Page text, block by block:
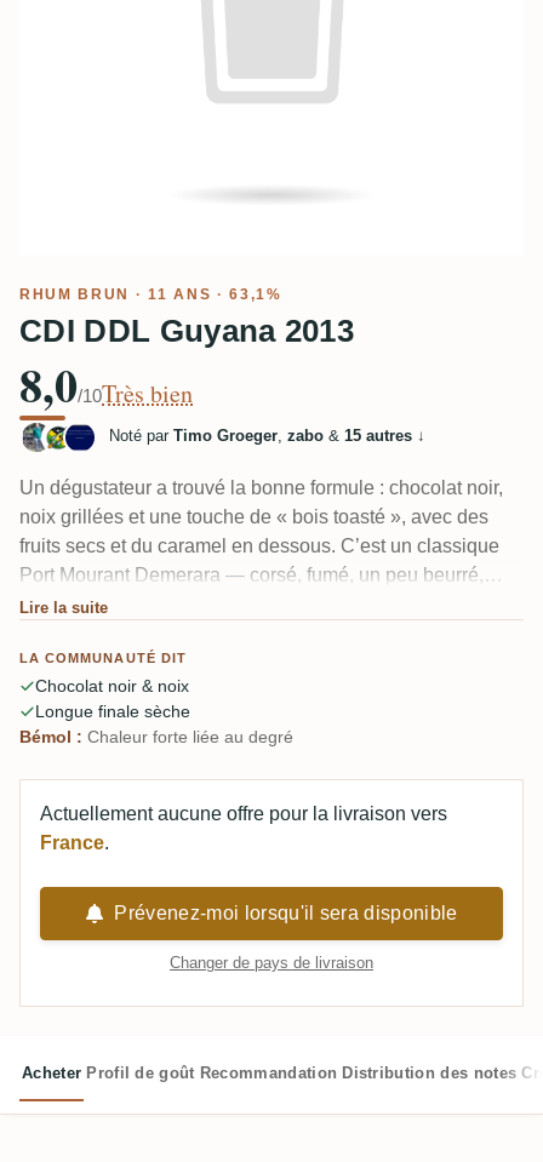
RHUM BRUN · 11 ANS · 63,1%
CDI DDL Guyana 2013
8,0/10Très bien
Noté par Timo Groeger, zabo & 15 autres ↓
Un dégustateur a trouvé la bonne formule : chocolat noir,
noix grillées et une touche de « bois toasté », avec des
fruits secs et du caramel en dessous. C’est un classique
Port Mourant Demerara — corsé, fumé, un peu beurré,
avec une longue finale sèche. À 63,1 %, l’alcool est
bouteilles l’ont trouvé un peu moins excitant que d’autres
Port Mourant de CDI, mais c’est quand même un bon
verre.
Lire la suite
LA COMMUNAUTÉ DIT
Chocolat noir & noix
Longue finale sèche
Bémol : Chaleur forte liée au degré
Actuellement aucune offre pour la livraison vers
France.
Prévenez-moi lorsqu'il sera disponible
Changer de pays de livraison
Acheter Profil de goût Recommandation Distribution des notes